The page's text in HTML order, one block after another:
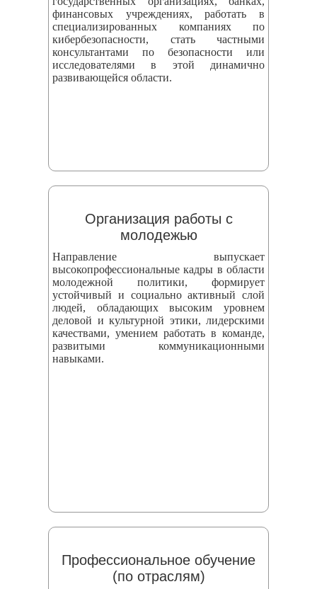
финансовых учреждениях, работать в
специализированных компаниях по
кибербезопасности, стать частными
консультантами по безопасности или
исследователями в этой динамично
развивающейся области.
Организация работы с
молодежью
Направление выпускает
высокопрофессиональные кадры в области
молодежной политики, формирует
устойчивый и социально активный слой
людей, обладающих высоким уровнем
деловой и культурной этики, лидерскими
качествами, умением работать в команде,
развитыми коммуникационными
навыками.
Профессиональное обучение
(по отраслям)